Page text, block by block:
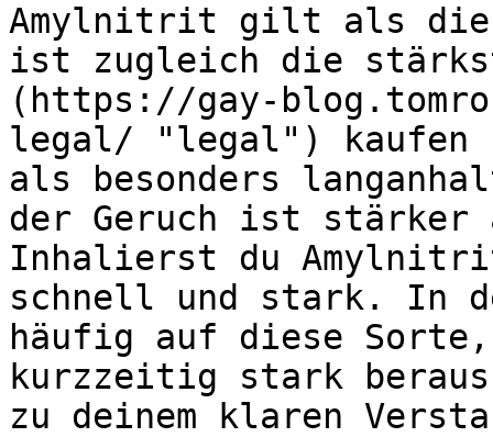
Amylnitrit gilt als die
ist zugleich die
(https://gay-
legal/ "legal") kaufen
als besonders
der Geruch ist stärker
Inhalierst du
schnell und stark. In
häufig auf diese
kurzzeitig stark
zu deinem klaren